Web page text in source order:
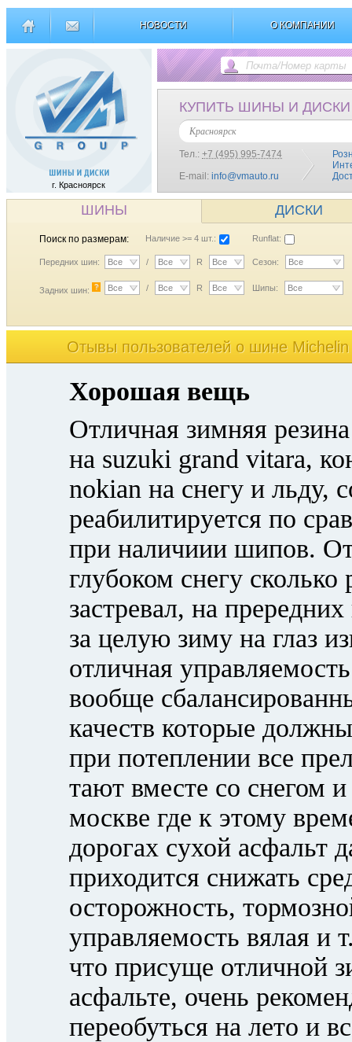
НОВОСТИ О КОМПАНИИ
г. Красноярск
КУПИТЬ ШИНЫ И ДИСКИ
Красноярск
Тел.: +7 (495) 995-7474
E-mail: info@vmauto.ru
ШИНЫ ДИСКИ
Поиск по размерам: Наличие >= 4 шт.: Runflat:
Передних шин: Все / Все R Все Сезон: Все
Задних шин: ? Все / Все R Все Шипы: Все
Отывы пользователей o шине
Хорошая вещь
Отличная зимняя
на suzuki grand vitara,
nokian на снегу и льду,
реабилитируется по
при наличиии шипов.
глубоком снегу сколько
застревал, на
за целую зиму на глаз
отличная
вообще
качеств которые
при потеплении все
тают вместе со снегом
москве где к этому
дорогах сухой
приходится снижать
осторожность,
управляемость вялая и
что присуще отличной
асфальте, очень
переобуться на лето и